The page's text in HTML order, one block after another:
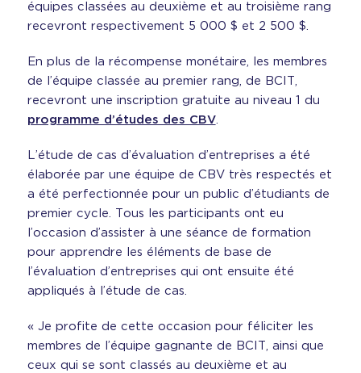
équipes classées au deuxième et au troisième rang
recevront respectivement 5 000 $ et 2 500 $.
En plus de la récompense monétaire, les membres
de l’équipe classée au premier rang, de BCIT,
recevront une inscription gratuite au niveau 1 du
programme d’études des CBV.
L’étude de cas d’évaluation d’entreprises a été
élaborée par une équipe de CBV très respectés et
a été perfectionnée pour un public d’étudiants de
premier cycle. Tous les participants ont eu
l’occasion d’assister à une séance de formation
pour apprendre les éléments de base de
l’évaluation d’entreprises qui ont ensuite été
appliqués à l’étude de cas.
« Je profite de cette occasion pour féliciter les
membres de l’équipe gagnante de BCIT, ainsi que
ceux qui se sont classés au deuxième et au